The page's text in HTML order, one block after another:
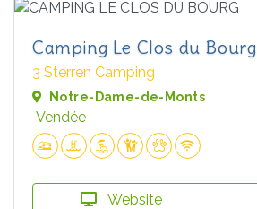
Camping Le Clos du Bourg
3 Sterren Camping
Notre-Dame-de-Monts
Vendée
Website